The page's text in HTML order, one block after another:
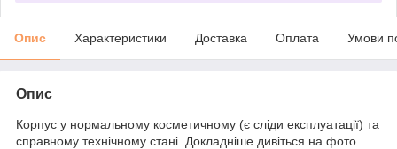
Опис Характеристики Доставка Оплата Умови
Опис
Корпус у нормальному косметичному (є сліди експлуатації) та
справному технічному стані. Докладніше дивіться на фото.